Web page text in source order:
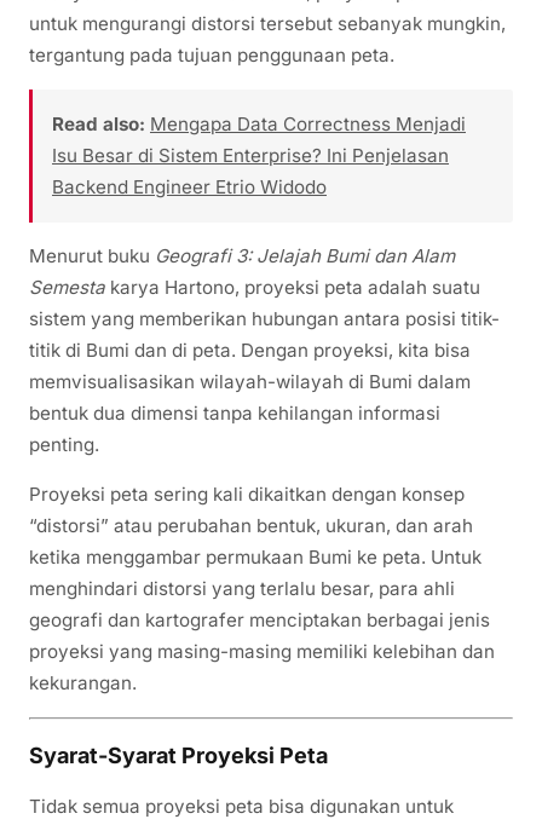
untuk mengurangi distorsi tersebut sebanyak mungkin,
tergantung pada tujuan penggunaan peta.
Read also: Mengapa Data Correctness Menjadi
Isu Besar di Sistem Enterprise? Ini Penjelasan
Backend Engineer Etrio Widodo
Menurut buku Geografi 3: Jelajah Bumi dan Alam
Semesta karya Hartono, proyeksi peta adalah suatu
sistem yang memberikan hubungan antara posisi titik-
titik di Bumi dan di peta. Dengan proyeksi, kita bisa
memvisualisasikan wilayah-wilayah di Bumi dalam
bentuk dua dimensi tanpa kehilangan informasi
penting.
Proyeksi peta sering kali dikaitkan dengan konsep
“distorsi” atau perubahan bentuk, ukuran, dan arah
ketika menggambar permukaan Bumi ke peta. Untuk
menghindari distorsi yang terlalu besar, para ahli
geografi dan kartografer menciptakan berbagai jenis
proyeksi yang masing-masing memiliki kelebihan dan
kekurangan.
Syarat-Syarat Proyeksi Peta
Tidak semua proyeksi peta bisa digunakan untuk